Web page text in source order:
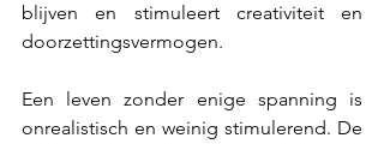
blijven en stimuleert creativiteit en
doorzettingsvermogen.
Een leven zonder enige spanning is
onrealistisch en weinig stimulerend. De